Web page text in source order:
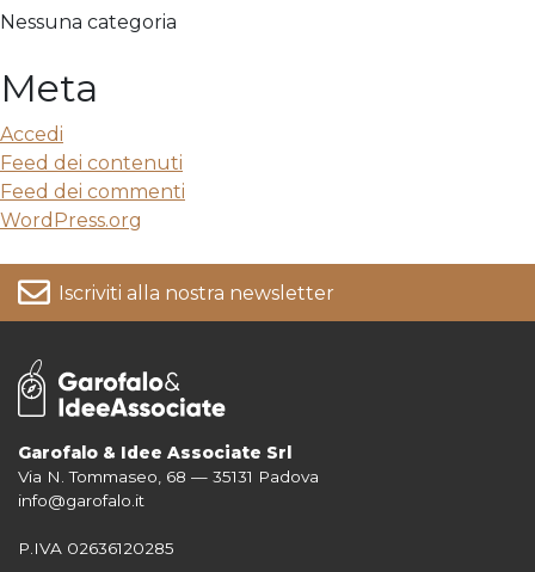
Nessuna categoria
Meta
Accedi
Feed dei contenuti
Feed dei commenti
WordPress.org
Iscriviti alla nostra newsletter
Per informazioni su come vengono trattati i tuoi dati consulta la nostra
Privacy Policy
Garofalo & Idee Associate Srl
Via N. Tommaseo, 68 — 35131 Padova
info@garofalo.it
P.IVA 02636120285